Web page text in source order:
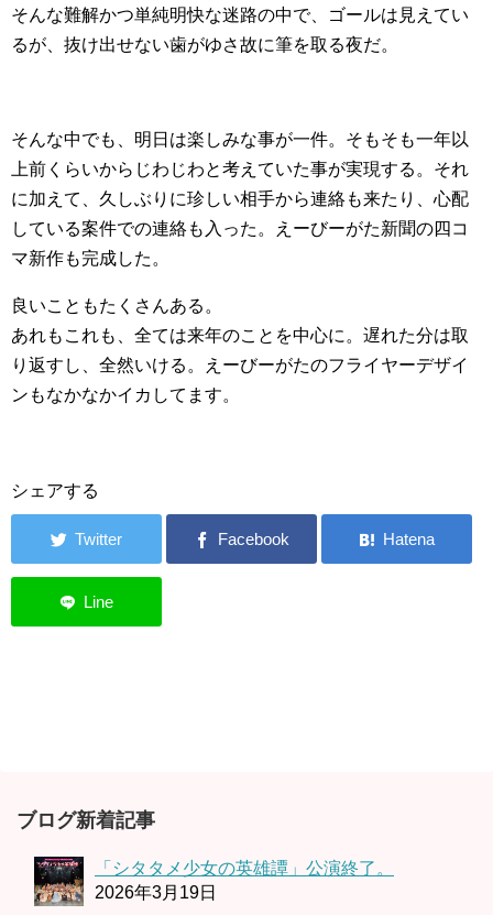
そんな難解かつ単純明快な迷路の中で、ゴールは見えてい
るが、抜け出せない歯がゆさ故に筆を取る夜だ。
そんな中でも、明日は楽しみな事が一件。そもそも一年以
上前くらいからじわじわと考えていた事が実現する。それ
に加えて、久しぶりに珍しい相手から連絡も来たり、心配
している案件での連絡も入った。えーびーがた新聞の四コ
マ新作も完成した。
良いこともたくさんある。
あれもこれも、全ては来年のことを中心に。遅れた分は取
り返すし、全然いける。えーびーがたのフライヤーデザイ
ンもなかなかイカしてます。
シェアする
ブログ新着記事
「シタタメ少女の英雄譚」公演終了。
2026年3月19日